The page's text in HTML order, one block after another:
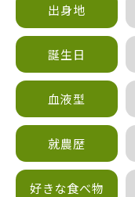
出身地
誕生日
血液型
就農歴
好きな食べ物